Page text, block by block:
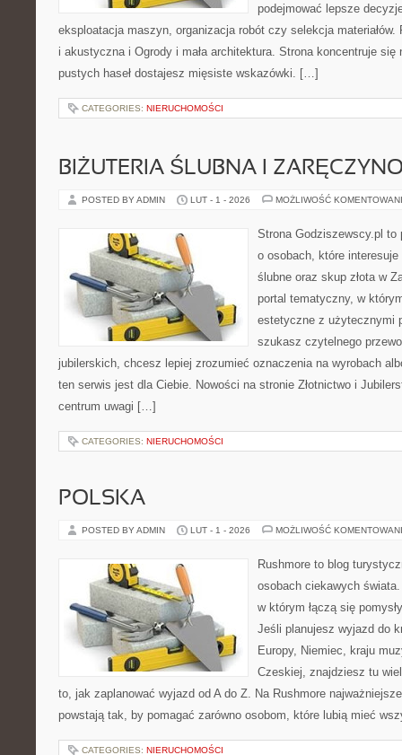
podejmować lepsze
eksploatacja maszyn, organizacja robót czy selekcja
i akustyczna i Ogrody i mała architektura. Strona koncentruje
pustych haseł dostajesz mięsiste wskazówki. […]
CATEGORIES: NIERUCHOMOŚCI
BIŻUTERIA ŚLUBNA I
POSTED BY ADMIN LUT - 1 - 2026 MOŻLIWOŚĆ
Strona Godziszewscy.pl to
o osobach, które
ślubne oraz skup złota w
portal tematyczny, w
estetyczne z użytecznymi
szukasz czytelnego
jubilerskich, chcesz lepiej zrozumieć oznaczenia na wyrobach
ten serwis jest dla Ciebie. Nowości na stronie Złotnictwo i
centrum uwagi […]
CATEGORIES: NIERUCHOMOŚCI
POLSKA
POSTED BY ADMIN LUT - 1 - 2026 MOŻLIWOŚĆ
Rushmore to blog
osobach ciekawych
w którym łączą się
Jeśli planujesz wyjazd do
Europy, Niemiec, kraju
Czeskiej, znajdziesz tu
to, jak zaplanować wyjazd od A do Z. Na Rushmore
powstają tak, by pomagać zarówno osobom, które lubią mieć
CATEGORIES: NIERUCHOMOŚCI